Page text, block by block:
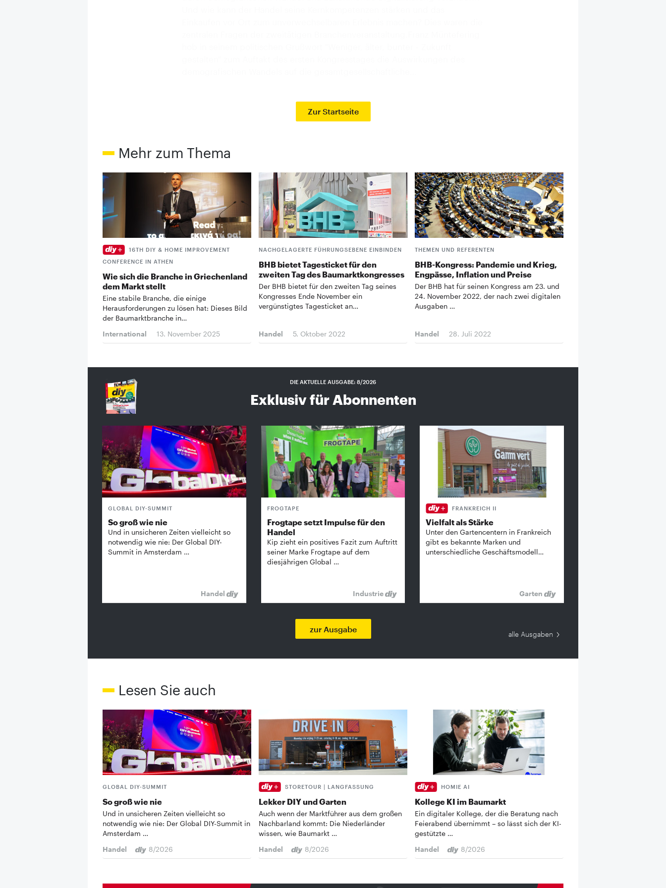
Zur Startseite
Mehr zum Thema
16TH DIY & HOME IMPROVEMENT
CONFERENCE IN ATHEN
Wie sich die Branche in Griechenland
dem Markt stellt
Eine stabile Branche, die einige
Herausforderungen zu lösen hat: Dieses Bild
der Baumarktbranche in…
International
13. November 2025
NACHGELAGERTE FÜHRUNGSEBENE EINBINDEN
BHB bietet Tagesticket für den
zweiten Tag des Baumarktkongresses
Der BHB bietet für den zweiten Tag seines
Kongresses Ende November ein
vergünstigtes Tagesticket an…
Handel 5. Oktober 2022
THEMEN UND REFERENTEN
BHB-Kongress: Pandemie und Krieg,
Engpässe, Inflation und Preise
Der BHB hat für seinen Kongress am 23. und
24. November 2022, der nach zwei digitalen
Ausgaben …
Handel 28. Juli 2022
DIE AKTUELLE AUSGABE: 8/2026
Exklusiv für Abonnenten
GLOBAL DIY-SUMMIT
So groß wie nie
Und in unsicheren Zeiten vielleicht so
notwendig wie nie: Der Global DIY-
Summit in Amsterdam …
Handel
FROGTAPE
Frogtape setzt Impulse für den
Handel
Kip zieht ein positives Fazit zum Auftritt
seiner Marke Frogtape auf dem
diesjährigen Global …
Industrie
FRANKREICH II
Vielfalt als Stärke
Unter den Gartencentern in Frankreich
gibt es bekannte ­Marken und
unterschiedliche Geschäftsmodell…
Garten
zur Ausgabe
alle Ausgaben
Lesen Sie auch
GLOBAL DIY-SUMMIT
So groß wie nie
Und in unsicheren Zeiten vielleicht so
notwendig wie nie: Der Global DIY-Summit in
Amsterdam …
Handel
8/2026
STORETOUR | LANGFASSUNG
Lekker DIY und Garten
Auch wenn der Marktführer aus dem großen
Nachbarland kommt: Die Niederländer
wissen, wie Baumarkt …
Handel
8/2026
HOMIE AI
Kollege KI im Baumarkt
Ein digitaler Kollege, der die Beratung nach
Feierabend übernimmt – so lässt sich der KI-
gestützte …
Handel
8/2026